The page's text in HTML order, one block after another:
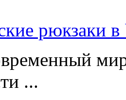
рюкзаки
...